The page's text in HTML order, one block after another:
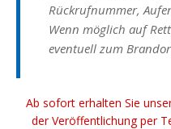
Rückrufnummer,
Wenn möglich auf
eventuell zum
Ab sofort erhalten Sie
der Veröffentlichung per